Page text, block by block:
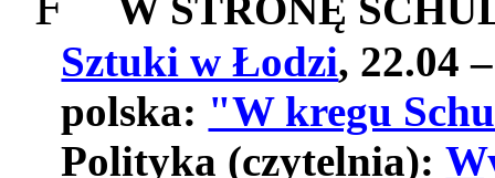
Sztuki w Łodzi, 22.04
polska: "W kregu
Polityka (czytelnia):